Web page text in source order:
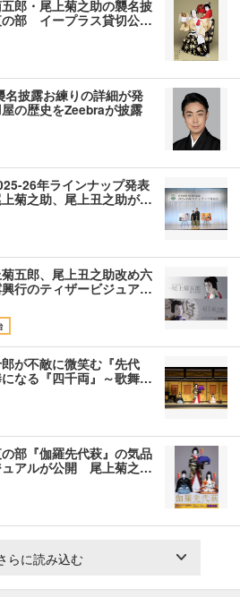
郎・尾上菊之助の襲名披
の部 イープラス貸切公…
披露お練りの詳細が発
の歴史をZeebraが披露
26年ラインナップ発表
菊之助、尾上丑之助が…
五郎、尾上丑之助改め六
行のティザービジュア…
が不敵に微笑む『先代
なる『四千両』～歌舞…
部『伽羅先代萩』の気品
ュアルが公開 尾上菊之…
らに読み込む